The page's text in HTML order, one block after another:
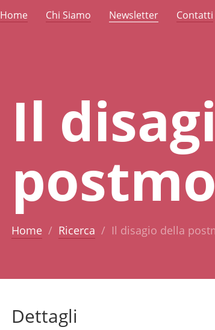
Home Chi Siamo Newsletter Contatti
Il
Home Ricerca Il disagio della
Dettagli